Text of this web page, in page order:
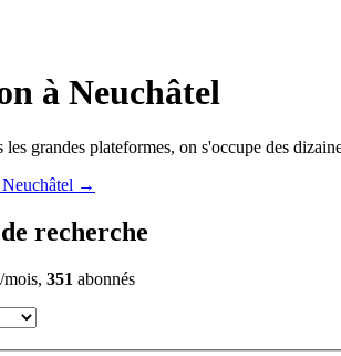
à Neuchâtel
grandes plateformes, on s'occupe des
→
recherche
mois, 351 abonnés